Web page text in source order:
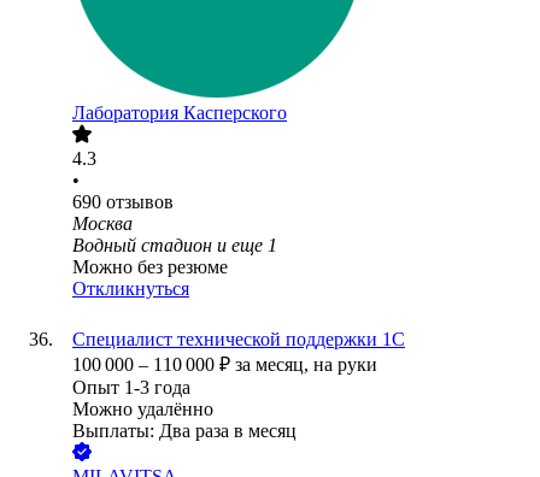
Лаборатория Касперского
4.3
•
690 отзывов
Москва
Водный стадион и еще 1
Можно без резюме
Откликнуться
Специалист технической поддержки 1С
100 000 – 110 000 ₽ за месяц, на руки
Опыт 1-3 года
Можно удалённо
Выплаты: Два раза в месяц